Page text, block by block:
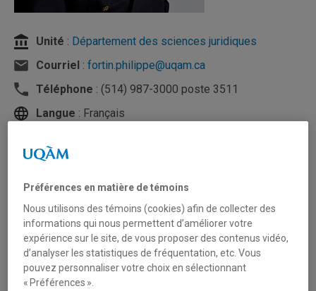
Unité : Département des sciences juridiques
Courriel : fortin.philippe@uqam.ca
Téléphone : (514) 987-3000 poste 3511
Langue : Français
Droit commercial international
Droit des affaires
Marchés financiers
Préférences en matière de témoins
Nous utilisons des témoins (cookies) afin de collecter des
informations qui nous permettent d’améliorer votre
expérience sur le site, de vous proposer des contenus vidéo,
d’analyser les statistiques de fréquentation, etc. Vous
pouvez personnaliser votre choix en sélectionnant
« Préférences ».